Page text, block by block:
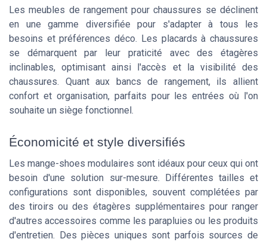
Les meubles de rangement pour chaussures se déclinent
en une gamme diversifiée pour s'adapter à tous les
besoins et préférences déco. Les placards à chaussures
se démarquent par leur praticité avec des étagères
inclinables, optimisant ainsi l'accès et la visibilité des
chaussures. Quant aux bancs de rangement, ils allient
confort et organisation, parfaits pour les entrées où l'on
souhaite un siège fonctionnel.
Économicité et style diversifiés
Les mange-shoes modulaires sont idéaux pour ceux qui ont
besoin d'une solution sur-mesure. Différentes tailles et
configurations sont disponibles, souvent complétées par
des tiroirs ou des étagères supplémentaires pour ranger
d'autres accessoires comme les parapluies ou les produits
d'entretien. Des pièces uniques sont parfois sources de